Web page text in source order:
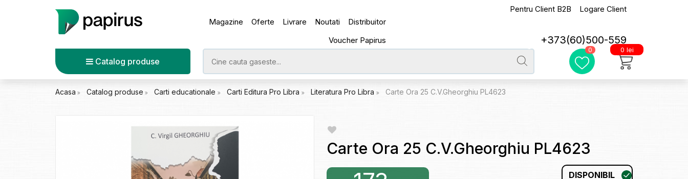
Magazine Oferte Livrare Noutati
Distribuitor
Voucher Papirus
Pentru Client B2B Logare Client
+373(60)500-559
Catalog produse
0 0 lei
Acasa Catalog produse Carti educationale Carti Editura Pro Libra Literatura Pro Libra Carte Ora 25 C.V.Gheorghiu PL4623
Carte Ora 25 C.V.Gheorghiu PL4623
DISPONIBIL